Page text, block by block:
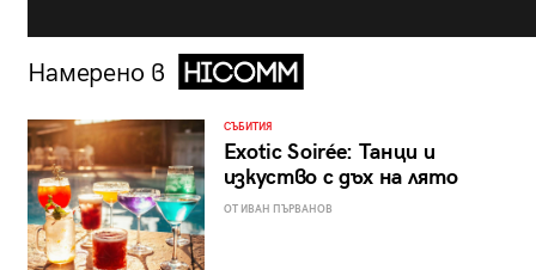
Намерено в
СЪБИТИЯ
Exotic Soirée: Танци и
изкуство с дъх на лято
ОТ ИВАН ПЪРВАНОВ